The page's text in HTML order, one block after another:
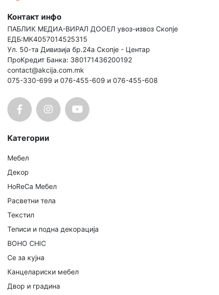
Контакт инфо
ПАБЛИК МЕДИА-ВИРАЛ ДООЕЛ увоз-извоз Скопје
ЕДБ:МК4057014525315
Ул. 50-та Дивизија бр.24а Скопје - Центар
ПроКредит Банка: 380171436200192
contact@akcija.com.mk
075-330-699 и 076-455-609 и 076-455-608
Категории
Мебел
Декор
HoReCa Мебел
Расветни тела
Текстил
Теписи и подна декорација
BOHO CHIC
Се за кујна
Канцелариски мебел
Двор и градина